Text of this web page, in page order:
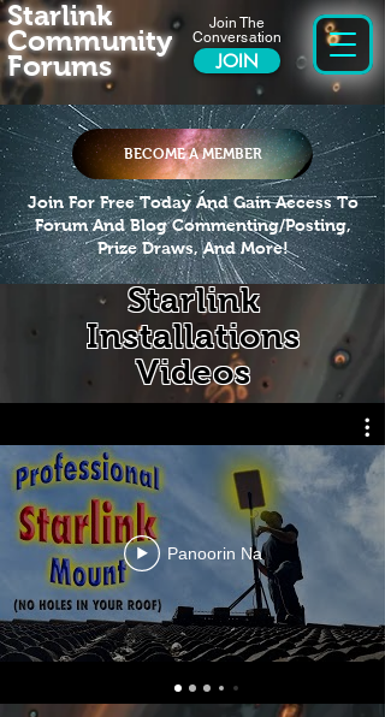
Join The
Conversation
JOIN
Starlink
Community
Forums
BECOME A MEMBER
Join For Free Today And Gain Access To
Forum And Blog Commenting/Posting,
Prize Draws, And More!
Starlink
Installations
Videos
Panoorin Na